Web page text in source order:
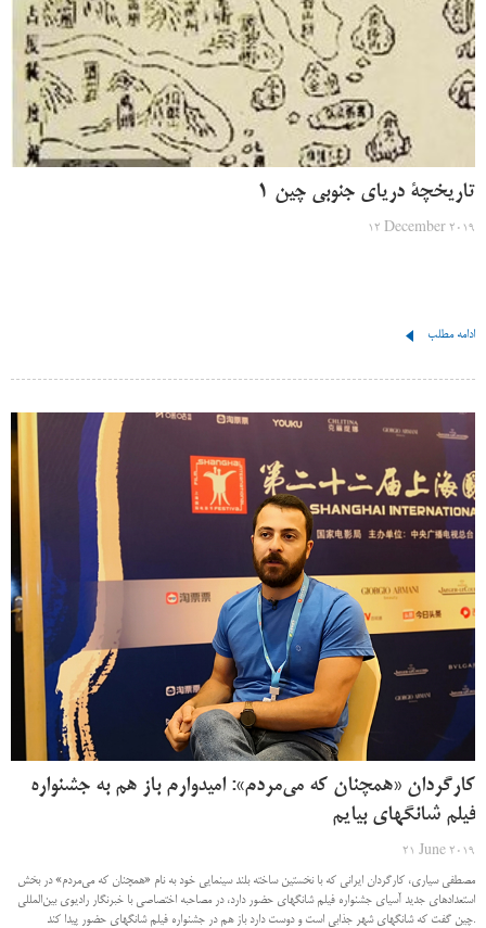
تاریخچۀ دریای جنوبی چین 1
12 December 2019
ادامه مطلب
کارگردان «همچنان که می‌مردم»: امیدوارم باز هم به جشنواره
فیلم شانگهای بیایم
21 June 2019
مصطفی سیاری، کارگردان ایرانی که با نخستین ساخته بلند سینمایی خود به نام «همچنان که می‌مردم» در بخش
استعدادهای جدید آسیای جشنواره فیلم شانگهای حضور دارد، در مصاحبه اختصاصی با خبرنگار رادیوی بین‌المللی
چین گفت که شانگهای شهر جذابی است و دوست دارد باز هم در جشنواره فیلم شانگهای حضور پیدا کند.